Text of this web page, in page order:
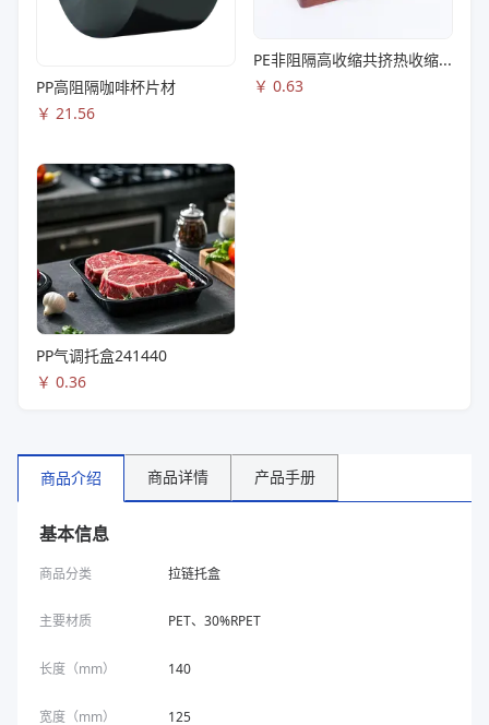
PP高阻隔咖啡杯片材
￥ 21.56
PE非阻隔高收缩共挤热收缩膜S83
￥ 0.63
PP气调托盒241440
￥ 0.36
商品介绍 商品详情 产品手册
基本信息
商品分类 拉链托盒
主要材质 PET、30%RPET
长度（mm） 140
宽度（mm） 125